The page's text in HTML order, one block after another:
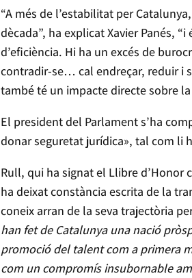
“A més de l’estabilitat per
dècada”, ha explicat Xavier Panés,
d’eficiència. Hi ha un excés de
contradir-se… cal endreçar, reduir i
també té un impacte directe sobre
El president del Parlament s’ha
donar seguretat jurídica», tal com li
Rull, qui ha signat el Llibre
ha deixat constància escrita de la
coneix arran de la seva trajectòria
han fet de Catalunya una nació
promoció del talent com a primera
com un compromís insubornable